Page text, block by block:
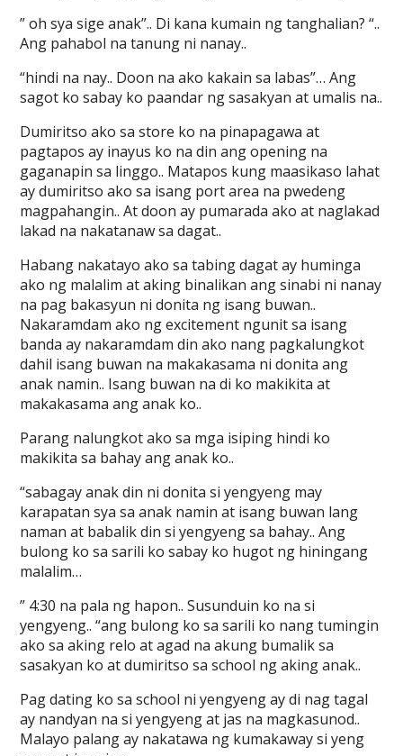
” oh sya sige anak”.. Di kana kumain ng tanghalian? “..
Ang pahabol na tanung ni nanay..
“hindi na nay.. Doon na ako kakain sa labas”… Ang
sagot ko sabay ko paandar ng sasakyan at umalis na..
Dumiritso ako sa store ko na pinapagawa at
pagtapos ay inayus ko na din ang opening na
gaganapin sa linggo.. Matapos kung maasikaso lahat
ay dumiritso ako sa isang port area na pwedeng
magpahangin.. At doon ay pumarada ako at naglakad
lakad na nakatanaw sa dagat..
Habang nakatayo ako sa tabing dagat ay huminga
ako ng malalim at aking binalikan ang sinabi ni nanay
na pag bakasyun ni donita ng isang buwan..
Nakaramdam ako ng excitement ngunit sa isang
banda ay nakaramdam din ako nang pagkalungkot
dahil isang buwan na makakasama ni donita ang
anak namin.. Isang buwan na di ko makikita at
makakasama ang anak ko..
Parang nalungkot ako sa mga isiping hindi ko
makikita sa bahay ang anak ko..
“sabagay anak din ni donita si yengyeng may
karapatan sya sa anak namin at isang buwan lang
naman at babalik din si yengyeng sa bahay.. Ang
bulong ko sa sarili ko sabay ko hugot ng hiningang
malalim…
” 4:30 na pala ng hapon.. Susunduin ko na si
yengyeng.. “ang bulong ko sa sarili ko nang tumingin
ako sa aking relo at agad na akung bumalik sa
sasakyan ko at dumiritso sa school ng aking anak..
Pag dating ko sa school ni yengyeng ay di nag tagal
ay nandyan na si yengyeng at jas na magkasunod..
Malayo palang ay nakatawa ng kumakaway si yeng